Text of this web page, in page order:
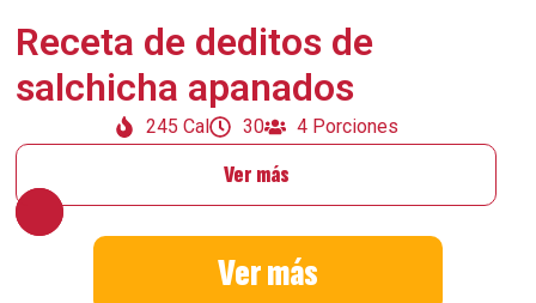
Receta de deditos de
salchicha apanados
245 Cal 30 4 Porciones
Ver más
Ver más